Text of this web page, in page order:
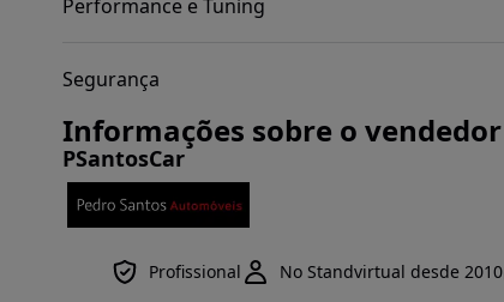
Performance e Tuning
Segurança
Informações sobre o vendedor
PSantosCar
Profissional No Standvirtual desde 2010